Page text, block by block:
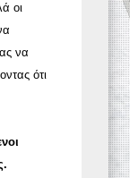
οι
να
ότι